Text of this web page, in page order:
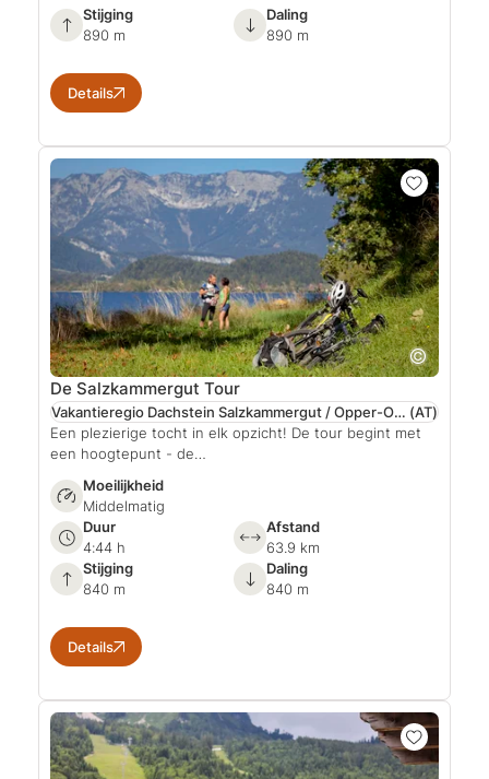
Stijging
890 m
Daling
890 m
Details
De Salzkammergut Tour
Vakantieregio Dachstein Salzkammergut / Opper-Oostenrijk (AT)
Een plezierige tocht in elk opzicht! De tour begint met
een hoogtepunt - de…
Moeilijkheid
Middelmatig
Duur
4:44 h
Afstand
63.9 km
Stijging
840 m
Daling
840 m
Details